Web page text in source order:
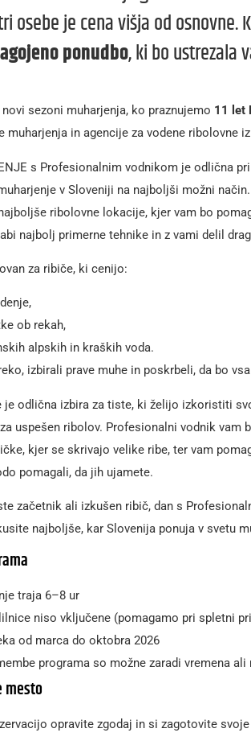
osebe je cena višja od osnovne.
ponudbo, ki bo ustrezala
sezoni muharjenja, ko praznujemo 11 let
muharjenja in agencije za vodene ribolovne
s Profesionalnim vodnikom je odlična
v Sloveniji na najboljši možni
ribolovne lokacije, kjer vam bo
najbolj primerne tehnike in z vami delil
za ribiče, ki cenijo:
ob rekah,
alpskih in kraških voda.
izbirali prave muhe in poskrbeli, da bo
je odlična izbira za tiste, ki želijo izkoristiti
uspešen ribolov. Profesionalni vodnik vam
kjer se skrivajo velike ribe, ter vam
pomagali, da jih ujamete.
začetnik ali izkušen ribič, dan s
najboljše, kar Slovenija ponuja v svetu
traja 6–8 ur
niso vključene (pomagamo pri spletni
od marca do oktobra 2026
programa so možne zaradi vremena ali
mesto
opravite zgodaj in si zagotovite